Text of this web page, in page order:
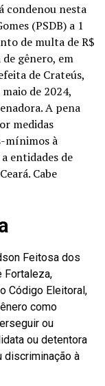
condenou nesta
(PSDB) a 1
de multa de R$
gênero, em
de Crateús,
de 2024,
A pena
medidas
mínimos à
entidades de
Cabe
Feitosa dos
Fortaleza,
Código Eleitoral,
como
ou
ou detentora
discriminação à